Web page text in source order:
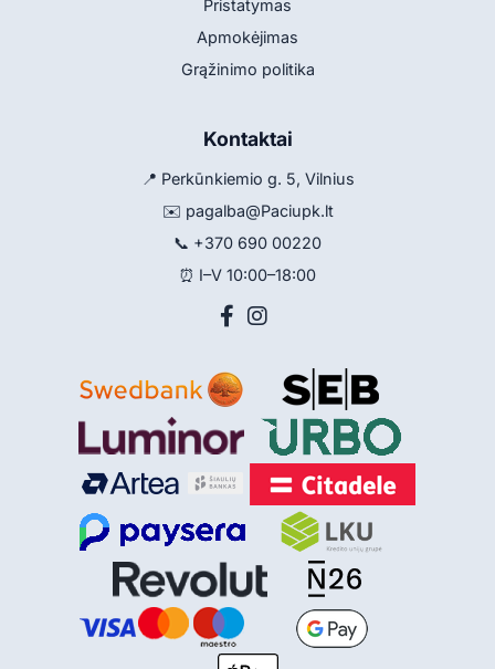
Pristatymas
Apmokėjimas
Grąžinimo politika
Kontaktai
📍 Perkūnkiemio g. 5, Vilnius
✉️ pagalba@Paciupk.lt
📞 +370 690 00220
⏰ I–V 10:00–18:00